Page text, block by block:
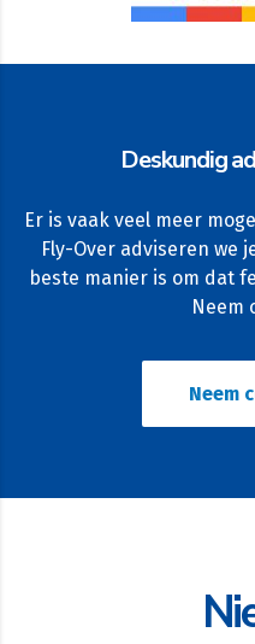
Deskundig
Er is vaak veel meer
Fly-Over adviseren we
beste manier is om dat
Neem
Neem